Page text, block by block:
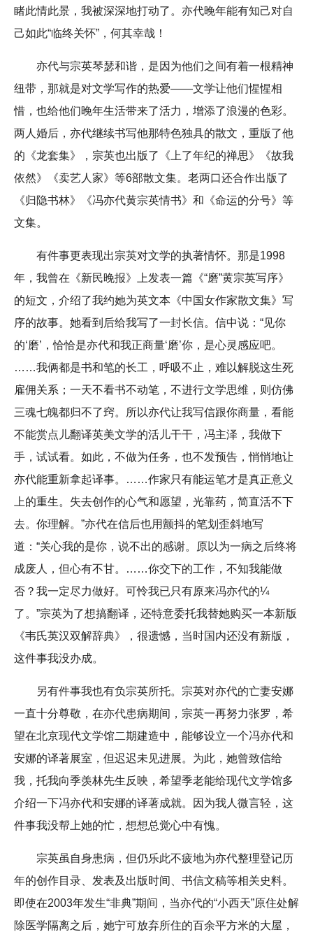
睹此情此景，我被深深地打动了。亦代晚年能有知己对自
己如此“临终关怀”，何其幸哉！
亦代与宗英琴瑟和谐，是因为他们之间有着一根精神
纽带，那就是对文学写作的热爱——文学让他们惺惺相
惜，也给他们晚年生活带来了活力，增添了浪漫的色彩。
两人婚后，亦代继续书写他那特色独具的散文，重版了他
的《龙套集》，宗英也出版了《上了年纪的禅思》《故我
依然》《卖艺人家》等6部散文集。老两口还合作出版了
《归隐书林》《冯亦代黄宗英情书》和《命运的分号》等
文集。
有件事更表现出宗英对文学的执著情怀。那是1998
年，我曾在《新民晚报》上发表一篇《“磨”黄宗英写序》
的短文，介绍了我约她为英文本《中国女作家散文集》写
序的故事。她看到后给我写了一封长信。信中说：“见你
的‘磨’，恰恰是亦代和我正商量‘磨’你，是心灵感应吧。
……我俩都是书和笔的长工，呼吸不止，难以解脱这生死
雇佣关系；一天不看书不动笔，不进行文学思维，则仿佛
三魂七魄都归不了窍。所以亦代让我写信跟你商量，看能
不能赏点儿翻译英美文学的活儿干干，冯主泽，我做下
手，试试看。如此，不做为任务，也不发预告，悄悄地让
亦代能重新拿起译事。……作家只有能运笔才是真正意义
上的重生。失去创作的心气和愿望，光靠药，简直活不下
去。你理解。”亦代在信后也用颤抖的笔划歪斜地写
道：“关心我的是你，说不出的感谢。原以为一病之后终将
成废人，但心有不甘。……你交下的工作，不知我能做
否？我一定尽力做好。可怜我已只有原来冯亦代的¼
了。”宗英为了想搞翻译，还特意委托我替她购买一本新版
《韦氏英汉双解辞典》，很遗憾，当时国内还没有新版，
这件事我没办成。
另有件事我也有负宗英所托。宗英对亦代的亡妻安娜
一直十分尊敬，在亦代患病期间，宗英一再努力张罗，希
望在北京现代文学馆二期建造中，能够设立一个冯亦代和
安娜的译著展室，但迟迟未见进展。为此，她曾致信给
我，托我向季羡林先生反映，希望季老能给现代文学馆多
介绍一下冯亦代和安娜的译著成就。因为我人微言轻，这
件事我没帮上她的忙，想想总觉心中有愧。
宗英虽自身患病，但仍乐此不疲地为亦代整理登记历
年的创作目录、发表及出版时间、书信文稿等相关史料。
即使在2003年发生“非典”期间，当亦代的“小西天”原住处解
除医学隔离之后，她宁可放弃所住的百余平方米的大屋，